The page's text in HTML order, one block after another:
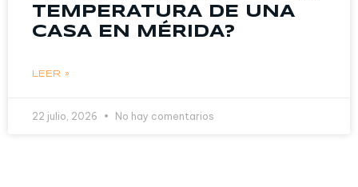
TEMPERATURA DE UNA
CASA EN MÉRIDA?
LEER »
22 julio, 2026 No hay comentarios